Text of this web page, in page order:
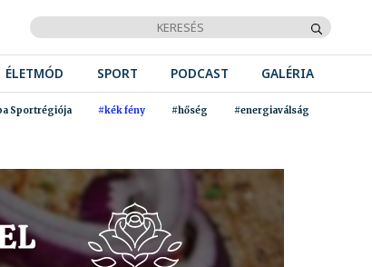
ÉLETMÓD SPORT PODCAST GALÉRIA
Sportrégiója #kék fény #hőség #energiaválság